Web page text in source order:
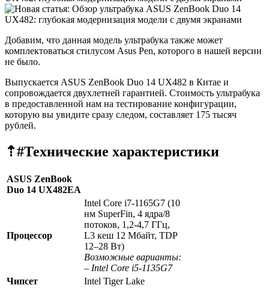
Добавим, что данная модель ультрабука также может
комплектоваться стилусом Asus Pen, которого в нашей версии
не было.
Выпускается ASUS ZenBook Duo 14 UX482 в Китае и
сопровождается двухлетней гарантией. Стоимость ультрабука
в предоставленной нам на тестирование конфигурации,
которую вы увидите сразу следом, составляет 175 тысяч
рублей.
⇡#Технические характеристики
ASUS ZenBook
Duo 14 UX482EA
Процессор
Intel Core i7-1165G7 (10
нм SuperFin, 4 ядра/8
потоков, 1,2-4,7 ГГц,
L3 кеш 12 Мбайт, TDP
12–28 Вт)
Возможные варианты:
– Intel Core i5-1135G7
Чипсет
Intel Tiger Lake